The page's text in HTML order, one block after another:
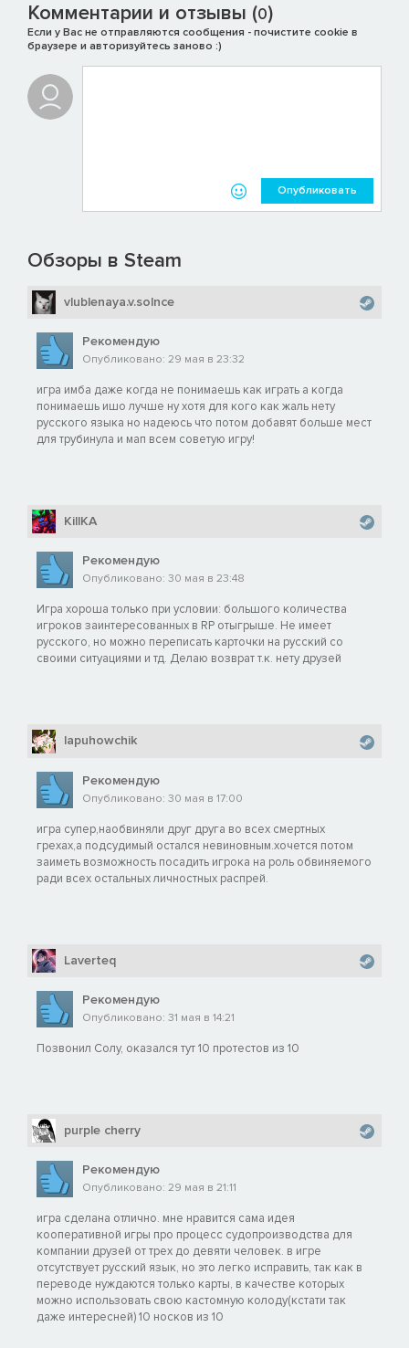
Комментарии и отзывы (0)
Если у Вас не отправляются сообщения - почистите cookie в
браузере и авторизуйтесь заново :)
Опубликовать
Обзоры в Steam
vlublenaya.v.solnce
Рекомендую
Опубликовано: 29 мая в 23:32
игра имба даже когда не понимаешь как играть а когда
понимаешь ишо лучше ну хотя для кого как жаль нету
русского языка но надеюсь что потом добавят больше мест
для трубинула и мап всем советую игру!
KillKA
Рекомендую
Опубликовано: 30 мая в 23:48
Игра хороша только при условии: большого количества
игроков заинтересованных в RP отыгрыше. Не имеет
русского, но можно переписать карточки на русский со
своими ситуациями и тд. Делаю возврат т.к. нету друзей
lapuhowchik
Рекомендую
Опубликовано: 30 мая в 17:00
игра супер,наобвиняли друг друга во всех смертных
грехах,а подсудимый остался невиновным.хочется потом
заиметь возможность посадить игрока на роль обвиняемого
ради всех остальных личностных распрей.
Laverteq
Рекомендую
Опубликовано: 31 мая в 14:21
Позвонил Солу, оказался тут 10 протестов из 10
purple cherry
Рекомендую
Опубликовано: 29 мая в 21:11
игра сделана отлично. мне нравится сама идея
кооперативной игры про процесс судопроизводства для
компании друзей от трех до девяти человек. в игре
отсутствует русский язык, но это легко исправить, так как в
переводе нуждаются только карты, в качестве которых
можно использовать свою кастомную колоду(кстати так
даже интересней) 10 носков из 10